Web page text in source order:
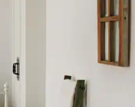
att trycka eller svepa.